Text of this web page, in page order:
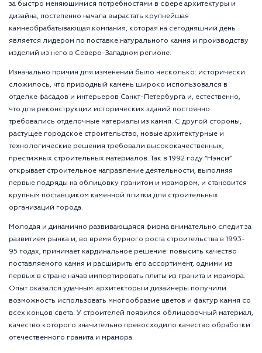
за быстро меняющимися потребностями в сфере архитектуры и
дизайна, постепенно начала вырастать крупнейшая
камнеобрабатывающая компания, которая на сегодняшний день
является лидером по поставке натурального камня и производству
изделий из него в Северо-Западном регионе.
Изначально причин для изменений было несколько: исторически
сложилось, что природный камень широко использовался в
отделке фасадов и интерьеров Санкт-Петербурга и, естественно,
что для реконструкции исторических зданий постоянно
требовались отделочные материалы из камня. С другой стороны,
растущее городское строительство, новые архитектурные и
технологические решения требовали высококачественных,
престижных строительных материалов. Так в 1992 году “Нэнси”
открывает строительное направление деятельности, выполняя
первые подряды на облицовку гранитом и мрамором, и становится
крупным поставщиком каменной плитки для строительных
организаций города.
Молодая и динамично развивающаяся фирма внимательно следит за
развитием рынка и, во время бурного роста строительства в 1993-
95 годах, принимает кардинальное решение: повысить качество
поставляемого камня и расширить его ассортимент, одними из
первых в стране начав импортировать плиты из гранита и мрамора.
Опыт оказался удачным: архитекторы и дизайнеры получили
возможность использовать многообразие цветов и фактур камня со
всех концов света. У строителей появился облицовочный материал,
качество которого значительно превосходило качество обработки
отечественного гранита и мрамора.